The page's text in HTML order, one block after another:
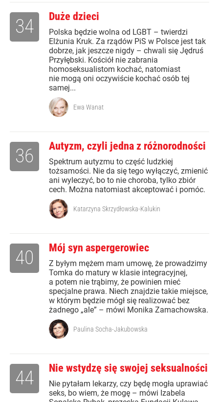
Duże dzieci
Polska będzie wolna od LGBT – twierdzi
Elżunia Kruk. Za rządów PiS w Polsce jest tak
dobrze, jak jeszcze nigdy – chwali się Jędruś
Przyłębski. Kościół nie zabrania
homoseksualistom kochać, natomiast
nie mogą oni oczywiście kochać osób tej
samej...
34
Ewa Wanat
Autyzm, czyli jedna z różnorodności
Spektrum autyzmu to część ludzkiej
tożsamości. Nie da się tego wyłączyć, zmienić
ani wyleczyć, bo to nie choroba, tylko zbiór
cech. Można natomiast akceptować i pomóc.
36
Katarzyna Skrzydłowska-Kalukin
Mój syn aspergerowiec
Z byłym mężem mam umowę, że prowadzimy
Tomka do matury w klasie integracyjnej,
a potem nie trąbimy, że powinien mieć
specjalne prawa. Niech znajdzie takie miejsce,
w którym będzie mógł się realizować bez
żadnego „ale” – mówi Monika Zamachowska.
40
Paulina Socha-Jakubowska
Nie wstydzę się swojej seksualności
Nie pytałam lekarzy, czy będę mogła uprawiać
seks, bo wiem, że mogę – mówi Izabela
44